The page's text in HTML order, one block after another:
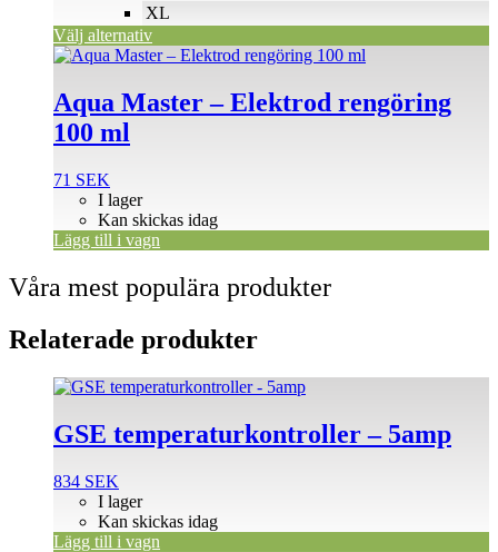
XL
Välj alternativ
produktsidan
Aqua Master – Elektrod rengöring
100 ml
71 SEK
I lager
Kan skickas idag
Lägg till i vagn
Våra mest populära produkter
Relaterade produkter
GSE temperaturkontroller – 5amp
834 SEK
I lager
Kan skickas idag
Lägg till i vagn